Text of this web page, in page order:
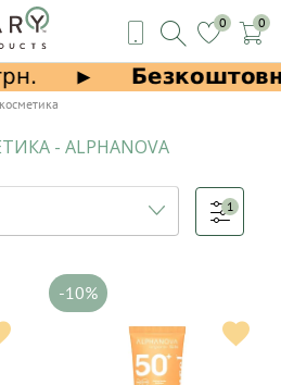
0 0
- ALPHANOVA
1
-10%